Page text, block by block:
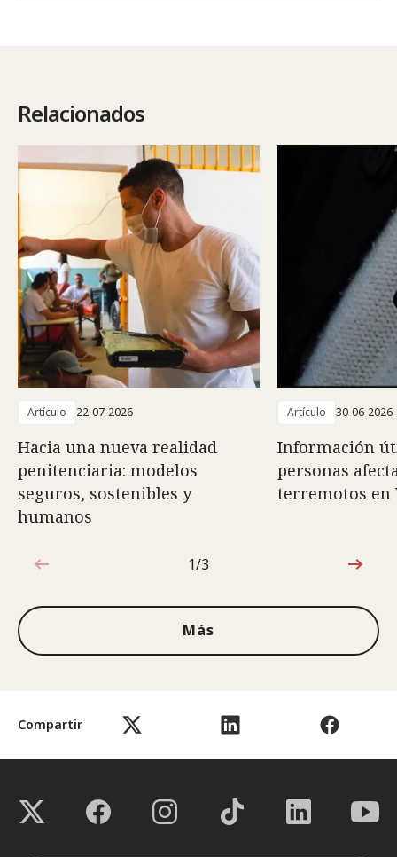
Compartir
Relacionados
Artículo 22-07-2026
Hacia una nueva realidad
penitenciaria: modelos
seguros, sostenibles y
humanos
Artículo 30-06-2026
Información
personas
terremotos en
1de3
1/3
Más